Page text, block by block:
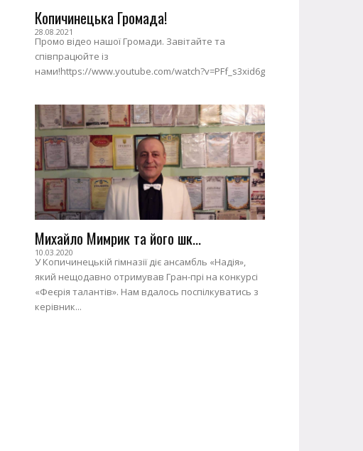
Копичинецька Громада!
28.08.2021
Промо відео нашої Громади. Завітайте та
співпрацюйте із
нами!https://www.youtube.com/watch?v=PFf_s3xid6g
Михайло Мимрик та його шк...
10.03.2020
У Копичинецькій гімназії діє ансамбль «Надія»,
який нещодавно отримував Гран-прі на конкурсі
«Феєрія талантів». Нам вдалось поспілкуватись з
керівник...